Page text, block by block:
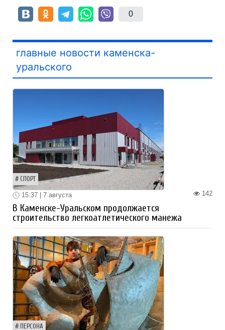
0
главные новости каменска-
уральского
СПОРТ
142
15:37 | 7 августа
В Каменске-Уральском продолжается
строительство легкоатлетического манежа
ПЕРСОНА